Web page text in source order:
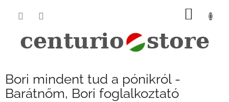
KOSÁR
Bori mindent tud a pónikról -
Barátnőm, Bori foglalkoztató